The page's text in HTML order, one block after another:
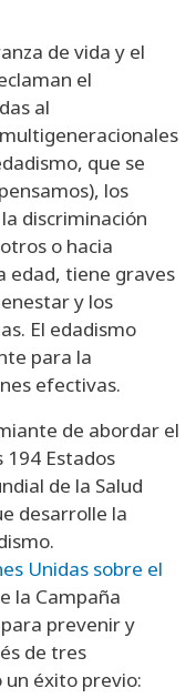
de vida y el
el
al
que se
los
discriminación
o hacia
edad, tiene graves
y los
El edadismo
para la
efectivas.
de abordar el
194 Estados
de la Salud
desarrolle la
Unidas sobre el
la Campaña
prevenir y
de tres
éxito previo: